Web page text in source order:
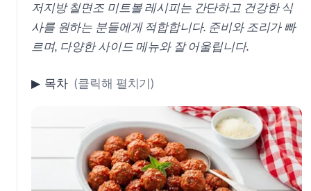
저지방 칠면조 미트볼 레시피는 간단하고 건강한 식
사를 원하는 분들에게 적합합니다. 준비와 조리가 빠
르며, 다양한 사이드 메뉴와 잘 어울립니다.
▶ 목차